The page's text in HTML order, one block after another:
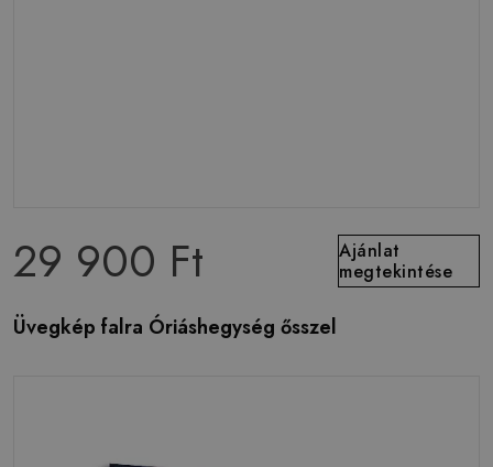
29 900 Ft
Ajánlat
megtekintése
Üvegkép falra Óriáshegység ősszel